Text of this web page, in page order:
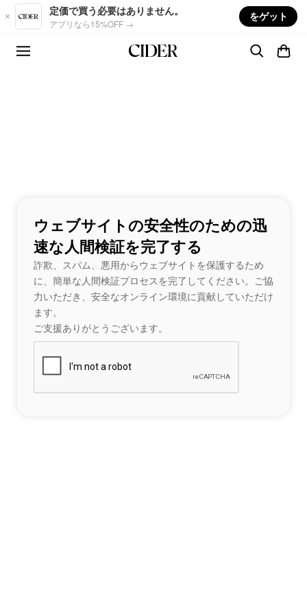
Skip to main content
定価で買う必要はありません。
アプリなら15%OFF →
をゲット
ウェブサイトの安全性のための迅
速な人間検証を完了する
詐欺、スパム、悪用からウェブサイトを保護するため
に、簡単な人間検証プロセスを完了してください。ご協
力いただき、安全なオンライン環境に貢献していただけ
ます。
ご支援ありがとうございます。